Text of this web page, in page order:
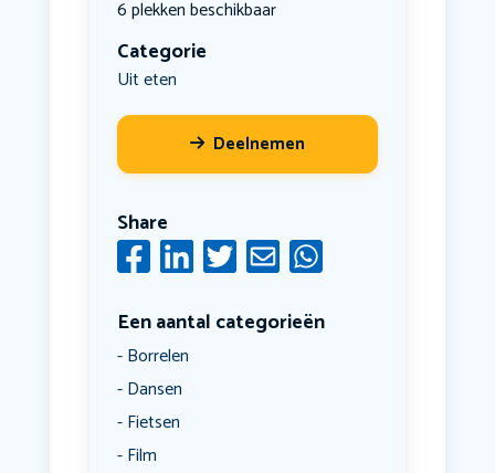
6 plekken beschikbaar
Categorie
Uit eten
Deelnemen
Share
Een aantal categorieën
Borrelen
Dansen
Fietsen
Film